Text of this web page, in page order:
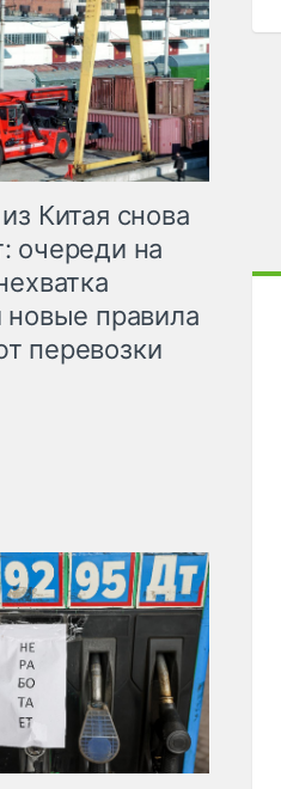
Китая снова
очереди на
новые правила
перевозки